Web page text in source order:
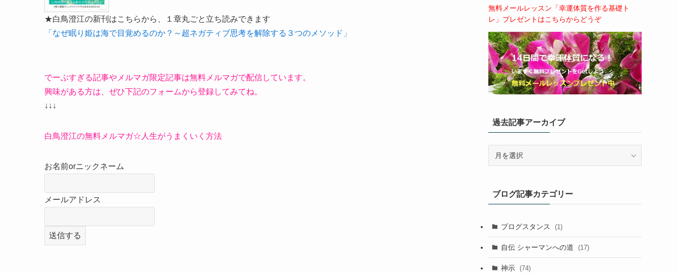
★白鳥澄江の新刊はこちらから、１章丸ごと立ち読みできます
「なぜ眠り姫は海で目覚めるのか？～超ネガティブ思考を解除する３つのメソッド」
でーぷすぎる記事やメルマガ限定記事は無料メルマガで配信しています。
興味がある方は、ぜひ下記のフォームから登録してみてね。
↓↓↓
白鳥澄江の無料メルマガ☆人生がうまくいく方法
お名前orニックネーム
メールアドレス
無料メールレッスン「幸運体質を作る基礎ト
レ」プレゼントはこちらからどうぞ
過去記事アーカイブ
ア
ー
イ
ブ
ブログ記事カテゴリー
ブログスタンス (1)
自伝 シャーマンへの道 (17)
神示 (74)